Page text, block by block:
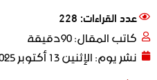
عدد القراءات: 228
كاتب المقال:
نشر يوم:الإثنين 13 أكتوبر 2025 [23:09 مساءً ] بتوقيت الجزائر